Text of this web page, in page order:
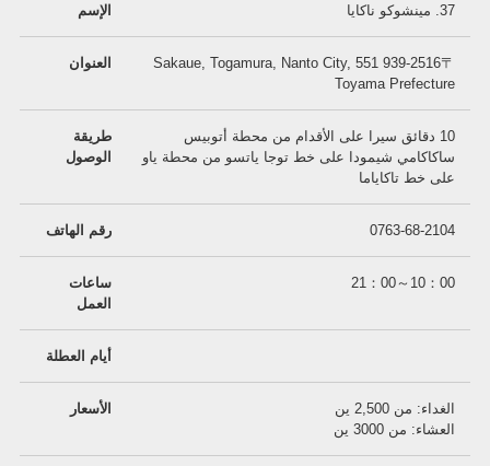
الإسم 37. مينشوكو ناكايا
العنوان
〒939-2516 551 Sakaue, Togamura, Nanto City,
Toyama Prefecture
طريقة
الوصول
10 دقائق سيرا على الأقدام من محطة أتوبيس
ساكاكامي شيمودا على خط توجا ياتسو من محطة ياو
على خط تاكاياما
رقم الهاتف 0763-68-2104
ساعات
العمل
10：00～21：00
أيام العطلة
الأسعار
الغداء: من 2,500 ين
العشاء: من 3000 ين